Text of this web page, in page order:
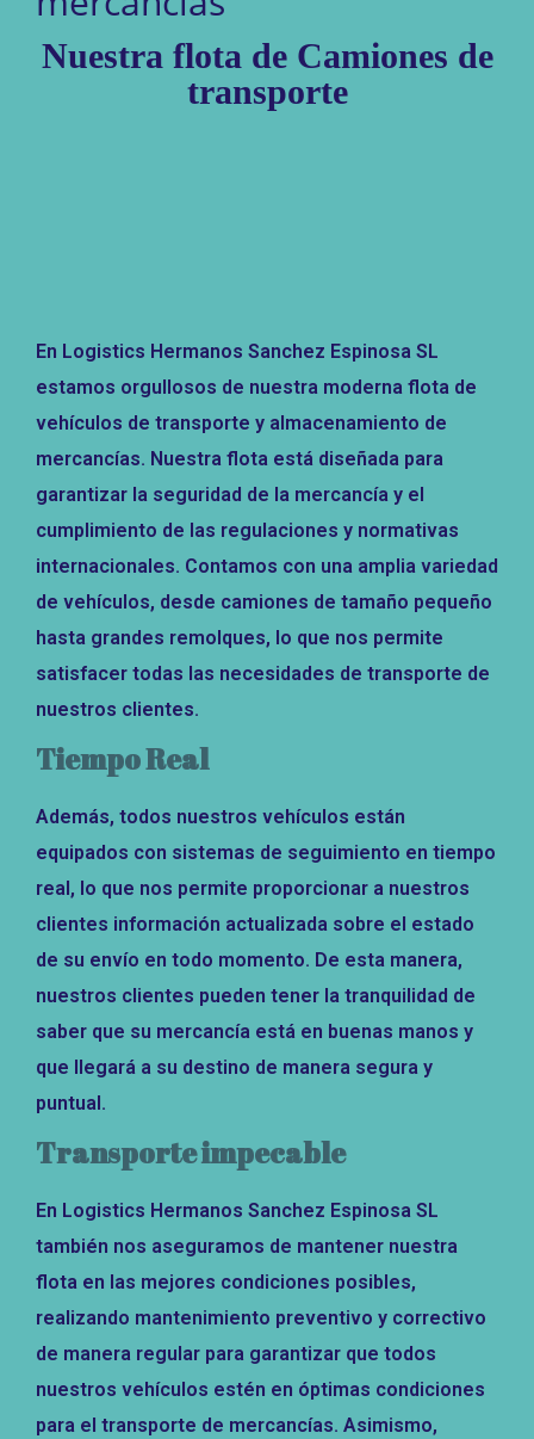
Nuestra flota de Camiones de
transporte
En Logistics Hermanos Sanchez Espinosa SL
estamos orgullosos de nuestra moderna flota de
vehículos de transporte y almacenamiento de
mercancías. Nuestra flota está diseñada para
garantizar la seguridad de la mercancía y el
cumplimiento de las regulaciones y normativas
internacionales. Contamos con una amplia variedad
de vehículos, desde camiones de tamaño pequeño
hasta grandes remolques, lo que nos permite
satisfacer todas las necesidades de transporte de
nuestros clientes.
Tiempo Real
Además, todos nuestros vehículos están
equipados con sistemas de seguimiento en tiempo
real, lo que nos permite proporcionar a nuestros
clientes información actualizada sobre el estado
de su envío en todo momento. De esta manera,
nuestros clientes pueden tener la tranquilidad de
saber que su mercancía está en buenas manos y
que llegará a su destino de manera segura y
puntual.
Transporte impecable
En Logistics Hermanos Sanchez Espinosa SL
también nos aseguramos de mantener nuestra
flota en las mejores condiciones posibles,
realizando mantenimiento preventivo y correctivo
de manera regular para garantizar que todos
nuestros vehículos estén en óptimas condiciones
para el transporte de mercancías. Asimismo,